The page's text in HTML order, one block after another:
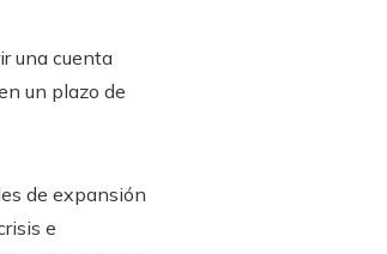
una cuenta
un plazo de
de expansión
e